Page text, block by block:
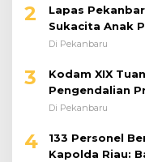
2
Lapas
Sukacita Anak
Bantuan Sosial
Di Pekanbaru
3
Kodam XIX
Pengendalian
Doktrin TNI AD
Di Pekanbaru
4
133 Personel
Kapolda Riau: